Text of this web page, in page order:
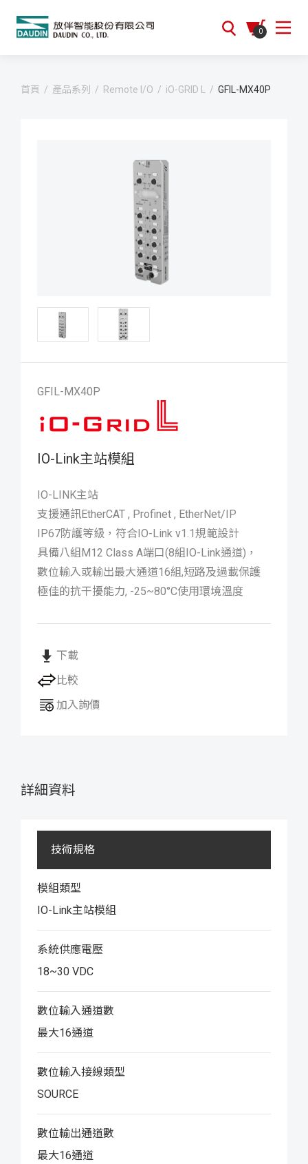
0
首頁 / 產品系列 / Remote I/O / iO-GRID L / GFIL-MX40P
GFIL-MX40P
IO-Link主站模組
IO-LINK主站
支援通訊EtherCAT , Profinet , EtherNet/IP
IP67防護等級，符合IO-Link v1.1規範設計
具備八組M12 Class A端口(8組IO-Link通道)，
數位輸入或輸出最大通道16組,短路及過載保護
極佳的抗干擾能力, -25~80°C使用環境溫度
下載
比較
加入詢價
詳細資料
技術規格
模組類型
IO-Link主站模組
系統供應電壓
18~30 VDC
數位輸入通道數
最大16通道
數位輸入接線類型
SOURCE
數位輸出通道數
最大16通道